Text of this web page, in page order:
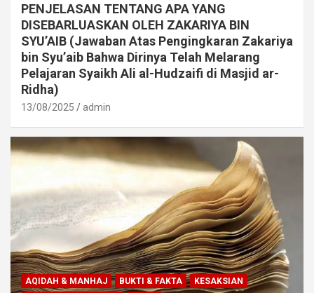
PENJELASAN TENTANG APA YANG
DISEBARLUASKAN OLEH ZAKARIYA BIN
SYU’AIB (Jawaban Atas Pengingkaran Zakariya
bin Syu’aib Bahwa Dirinya Telah Melarang
Pelajaran Syaikh Ali al-Hudzaifi di Masjid ar-
Ridha)
13/08/2025 admin
AQIDAH & MANHAJ BUKTI & FAKTA KESAKSIAN